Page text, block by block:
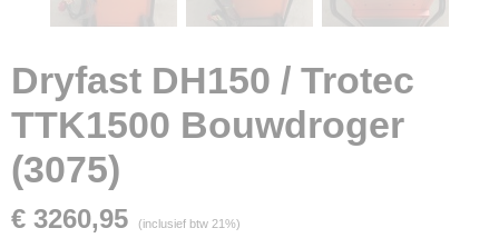
Dryfast DH150 / Trotec
TTK1500 Bouwdroger
(3075)
€ 3260,95 (inclusief btw 21%)